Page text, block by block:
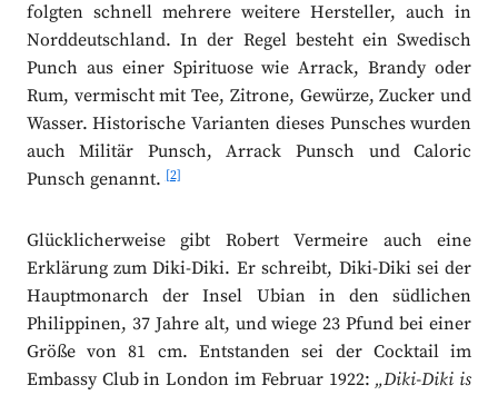
folgten schnell mehrere weitere Hersteller, auch in
Norddeutschland. In der Regel besteht ein Swedisch
Punch aus einer Spirituose wie Arrack, Brandy oder
Rum, vermischt mit Tee, Zitrone, Gewürze, Zucker und
Wasser. Historische Varianten dieses Punsches wurden
auch Militär Punsch, Arrack Punsch und Caloric
Punsch genannt.[2]
Glücklicherweise gibt Robert Vermeire auch eine
Erklärung zum Diki-Diki. Er schreibt, Diki-Diki sei der
Hauptmonarch der Insel Ubian in den südlichen
Philippinen, 37 Jahre alt, und wiege 23 Pfund bei einer
Größe von 81 cm. Entstanden sei der Cocktail im
Embassy Club in London im Februar 1922: „Diki-Diki is